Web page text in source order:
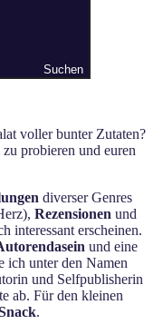
Suchen
voller bunter Zutaten?
probieren und euren
diverser Genres
Rezensionen und
interessant erscheinen.
und eine
ich unter den Namen
und Selfpublisherin
ab. Für den kleinen
.